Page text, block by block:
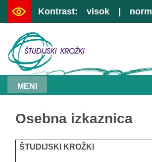
Kontrast: visok
|preskoči na vsebino
MENI
Osebna izkaznica
ŠTUDIJSKI KROŽKI